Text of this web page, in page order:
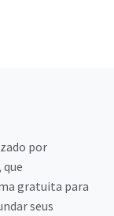
por
gratuita para
seus